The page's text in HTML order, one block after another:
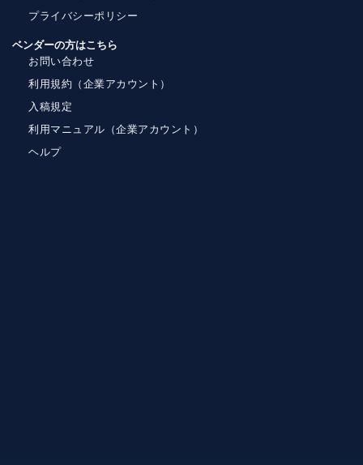
プライバシーポリシー
ベンダーの方はこちら
お問い合わせ
利用規約（企業アカウント）
入稿規定
利用マニュアル（企業アカウント）
ヘルプ